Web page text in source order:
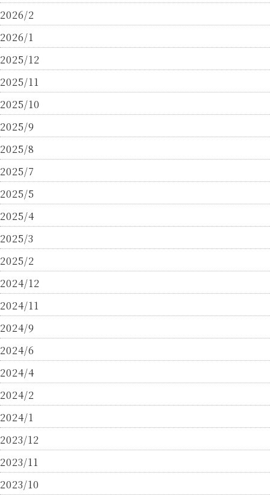
2026/2
2026/1
2025/12
2025/11
2025/10
2025/9
2025/8
2025/7
2025/5
2025/4
2025/3
2025/2
2024/12
2024/11
2024/9
2024/6
2024/4
2024/2
2024/1
2023/12
2023/11
2023/10